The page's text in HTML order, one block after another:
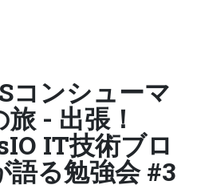
コンシューマ
- 出張！
IT技術ブロ
語る勉強会 #3